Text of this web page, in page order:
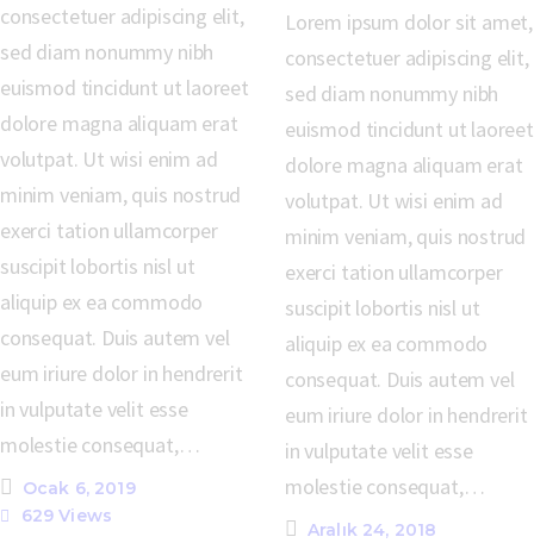
consectetuer adipiscing elit,
sed diam nonummy nibh
euismod tincidunt ut laoreet
dolore magna aliquam erat
volutpat. Ut wisi enim ad
minim veniam, quis nostrud
exerci tation ullamcorper
suscipit lobortis nisl ut
aliquip ex ea commodo
consequat. Duis autem vel
eum iriure dolor in hendrerit
in vulputate velit esse
molestie consequat,…
Ocak 6, 2019
629 Views
Lorem ipsum dolor sit amet,
consectetuer adipiscing elit,
sed diam nonummy nibh
euismod tincidunt ut laoreet
dolore magna aliquam erat
volutpat. Ut wisi enim ad
minim veniam, quis nostrud
exerci tation ullamcorper
suscipit lobortis nisl ut
aliquip ex ea commodo
consequat. Duis autem vel
eum iriure dolor in hendrerit
in vulputate velit esse
molestie consequat,…
Aralık 24, 2018